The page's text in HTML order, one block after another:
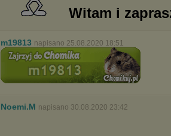
Witam i
m19813 napisano 25.08.2020 18:51
Noemi.M napisano 30.08.2020 23:42